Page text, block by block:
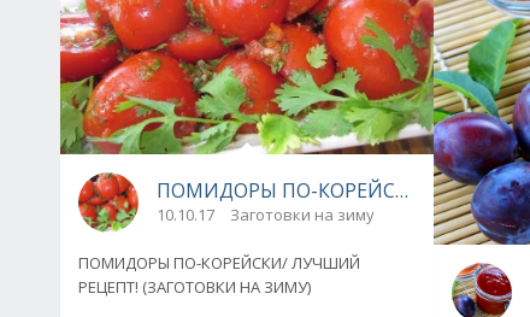
ПОМИДОРЫ ПО-КОРЕЙСКИ
10.10.17 Заготовки на зиму
ПОМИДОРЫ ПО-КОРЕЙСКИ/ ЛУЧШИЙ
РЕЦЕПТ! (ЗАГОТОВКИ НА ЗИМУ)